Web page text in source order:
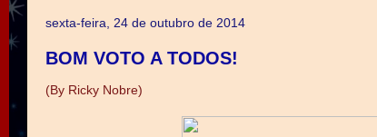
sexta-feira, 24 de outubro de 2014
BOM VOTO A TODOS!
(By Ricky Nobre)